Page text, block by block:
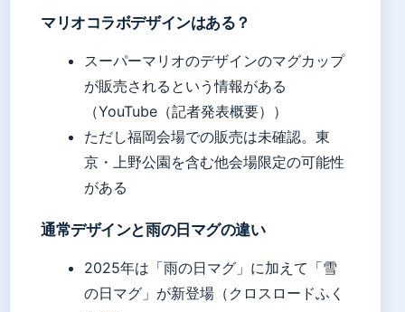
マリオコラボデザインはある？
スーパーマリオのデザインのマグカップ
が販売されるという情報がある
（YouTube（記者発表概要））
ただし福岡会場での販売は未確認。東
京・上野公園を含む他会場限定の可能性
がある
通常デザインと雨の日マグの違い
2025年は「雨の日マグ」に加えて「雪
の日マグ」が新登場（クロスロードふく